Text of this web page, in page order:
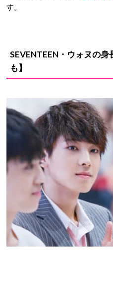
す。
SEVENTEEN・ウォヌの身
も】